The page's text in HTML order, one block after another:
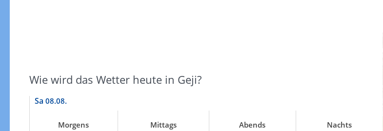
Wie wird das Wetter heute in Geji?
Sa 08.08.
Morgens
Mittags
Abends
Nachts